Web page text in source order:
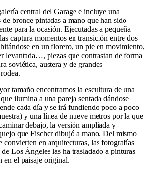
central del Garage e incluye una
de bronce pintadas a mano que han sido
para la ocasión. Ejecutadas a pequeña
captura momentos en transición entre dos
en un florero, un pie en movimiento,
levantada…, piezas que contrastan de forma
soviética, austera y de grandes
tamaño encontramos la escultura de una
ilumina a una pareja sentada dándose
cada día y se irá fundiendo poco a poco
y una línea de nueve metros por la que
debajo, la versión ampliada y
que Fischer dibujó a mano. Del mismo
convierten en arquitecturas, las fotografías
Los Ángeles las ha trasladado a pinturas
en el paisaje original.